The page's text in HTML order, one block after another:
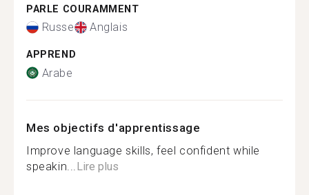
PARLE COURAMMENT
Russe Anglais
APPREND
Arabe
Mes objectifs d'apprentissage
Improve language skills, feel confident while
speakin... Lire plus